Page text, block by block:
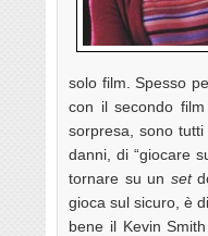
solo film. Spesso
con il secondo
sorpresa, sono
danni, di “giocare
tornare su un set
gioca sul sicuro, è
bene il Kevin